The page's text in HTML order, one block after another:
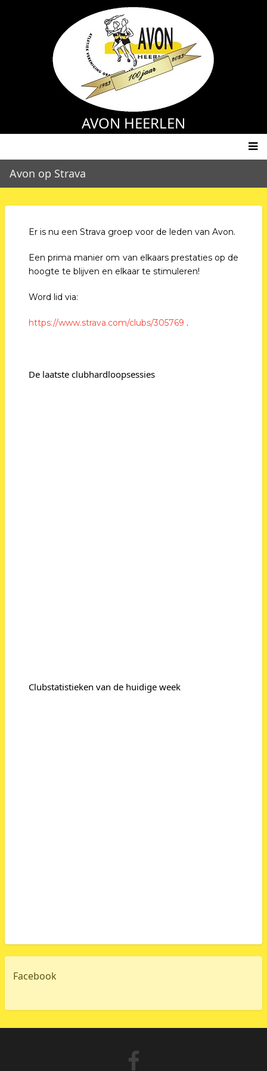
AVON HEERLEN
Main
navigation
Avon op Strava
Er is nu een Strava groep voor de leden van Avon.
Een prima manier om van elkaars prestaties op de
hoogte te blijven en elkaar te stimuleren!
Word lid via:
https://www.strava.com/clubs/305769 .
De laatste clubhardloopsessies
Clubstatistieken van de huidige week
Facebook